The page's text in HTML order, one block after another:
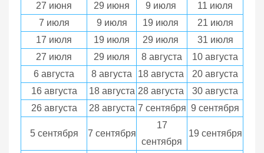
27 июня
29 июня 9 июля
11 июля
7 июля
9 июля 19 июля
21 июля
17 июля
19 июля 29 июля
31 июля
27 июля
29 июля 8 августа
10 августа
6 августа
8 августа 18 августа
20 августа
16 августа
18 августа 28 августа
30 августа
26 августа
28 августа 7 сентября 9 сентября
5 сентября 7 сентября
17
сентября
19 сентября